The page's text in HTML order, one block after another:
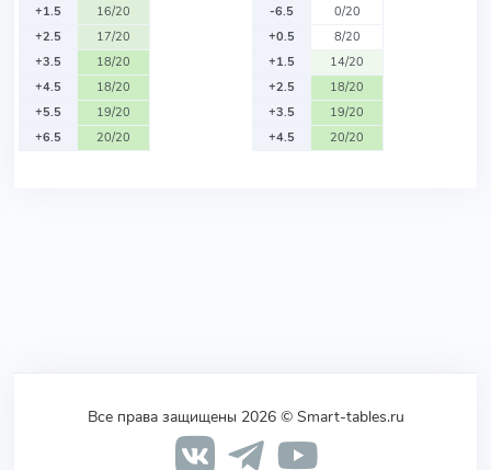
+1.5
16/20
+2.5
17/20
+3.5
18/20
+4.5
18/20
+5.5
19/20
+6.5
20/20
-6.5
0/20
+0.5
8/20
+1.5
14/20
+2.5
18/20
+3.5
19/20
+4.5
20/20
Все права защищены 2026 © Smart-tables.ru